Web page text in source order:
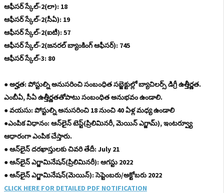
ఆఫీసర్‌ స్కేల్‌-2(లా): 18
ఆఫీసర్‌ స్కేల్‌-2(సీఏ): 19
ఆఫీసర్‌ స్కేల్‌-2(ఐటీ): 57
ఆఫీసర్‌ స్కేల్‌-2(జనరల్‌ బ్యాంకింగ్‌ ఆఫీసర్‌): 745
ఆఫీసర్‌ స్కేల్‌-3: 80
● అర్హత: పోస్టుల్ని అనుసరించి సంబంధిత సబ్జెక్టుల్లో బ్యాచిలర్స్‌ డిగ్రీ ఉత్తీర్ణత.
ఎంబీఏ, సీఏ ఉత్తీర్ణతతోపాటు సంబంధిత అనుభవం ఉండాలి.
● వయసు: పోస్టుల్ని అనుసరించి 18 నుంచి 40 ఏళ్ల మధ్య ఉండాలి
●ఎంపిక విధానం: ఆన్‌లైన్‌ టెస్ట్‌(ప్రిలిమినరీ, మెయిన్‌ ఎగ్జామ్‌), ఇంటర్వ్యూ
ఆధారంగా ఎంపిక చేస్తారు.
● ఆన్‌లైన్‌ దరఖాస్తులకు చివరి తేదీ: July 21
● ఆన్‌లైన్‌ ఎగ్జామినేషన్‌(ప్రిలిమినరీ): ఆగస్టు 2022
● ఆన్‌లైన్‌ ఎగ్జామినేషన్‌(మెయిన్‌): సెప్టెంబరు/అక్టోబరు 2022
CLICK HERE FOR DETAILED PDF NOTIFICATION